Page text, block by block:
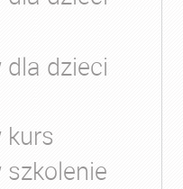
dzieci